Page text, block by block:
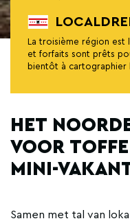
La troisième région est
et forfaits sont prêts
bientôt à cartographier
HET
VOOR
MINI-
Samen met tal van